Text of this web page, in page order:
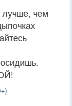
лучше, чем